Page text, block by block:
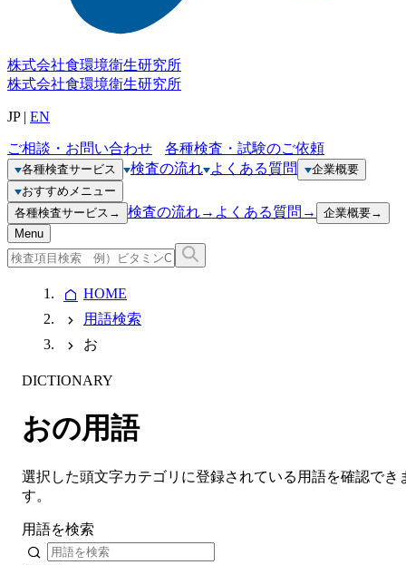
株式会社食環境衛生研究所
株式会社食環境衛生研究所
JP| EN
ご相談・お問い合わせ 各種検査・試験のご依頼
各種検査サービス 検査の流れ よくある質問
企業概要
おすすめメニュー
各種検査サービス → 検査の流れ→ よくある質問 → 企業概要→
Menu
HOME
用語検索
お
DICTIONARY
おの用語
選択した頭文字カテゴリに登録されている用語を確認でき
す。
用語を検索